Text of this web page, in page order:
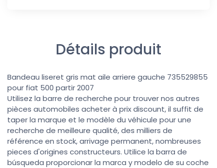
Détails produit
Bandeau liseret gris mat aile arriere gauche 735529855
pour fiat 500 partir 2007
Utilisez la barre de recherche pour trouver nos autres
pièces automobiles acheter à prix discount, il suffit de
taper la marque et le modèle du véhicule pour une
recherche de meilleure qualité, des milliers de
référence en stock, arrivage permanent, nombreuses
pieces d'origines constructeurs. Utilice la barra de
búsqueda proporcionar la marca y modelo de su coche